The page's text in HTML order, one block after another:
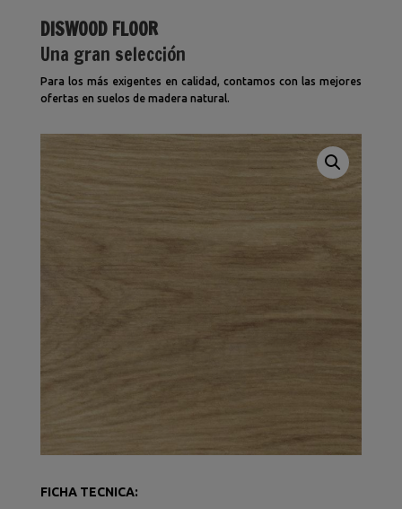
DISWOOD FLOOR
Una gran selección
Para los más exigentes en calidad, contamos con las mejores
ofertas en suelos de madera natural.
FICHA TECNICA: